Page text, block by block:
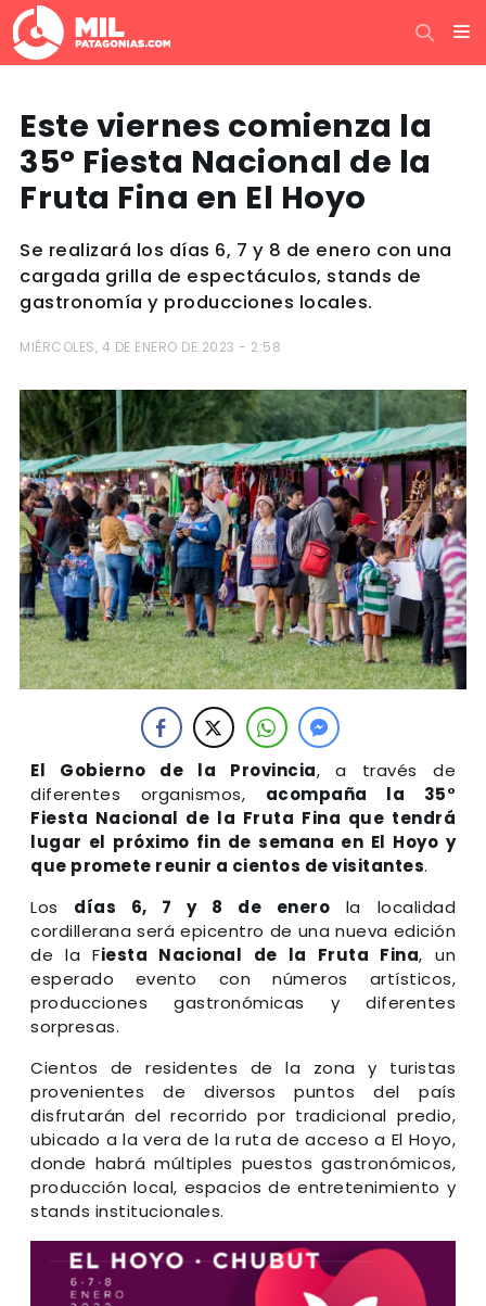
Este viernes comienza la
35° Fiesta Nacional de la
Fruta Fina en El Hoyo
Se realizará los días 6, 7 y 8 de enero con una
cargada grilla de espectáculos, stands de
gastronomía y producciones locales.
MIÉRCOLES, 4 DE ENERO DE 2023 - 2:58
El Gobierno de la Provincia, a través de
diferentes organismos, acompaña la 35°
Fiesta Nacional de la Fruta Fina que tendrá
lugar el próximo fin de semana en El Hoyo y
que promete reunir a cientos de visitantes.
Los días 6, 7 y 8 de enero la localidad
cordillerana será epicentro de una nueva edición
de la Fiesta Nacional de la Fruta Fina, un
esperado evento con números artísticos,
producciones gastronómicas y diferentes
sorpresas.
Cientos de residentes de la zona y turistas
provenientes de diversos puntos del país
disfrutarán del recorrido por tradicional predio,
ubicado a la vera de la ruta de acceso a El Hoyo,
donde habrá múltiples puestos gastronómicos,
producción local, espacios de entretenimiento y
stands institucionales.